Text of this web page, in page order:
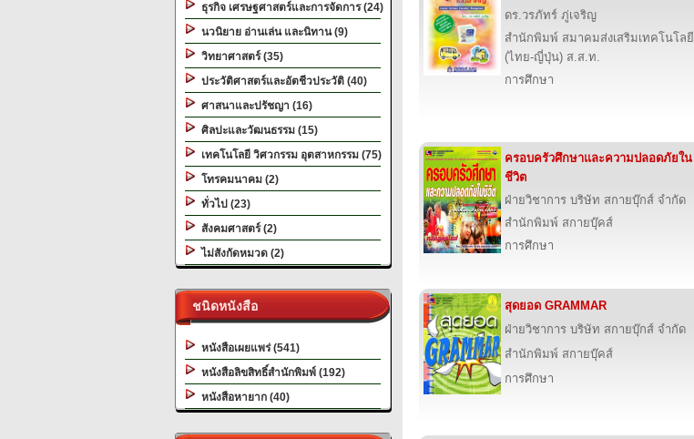
ธุรกิจ เศรษฐศาสตร์และการจัดการ (24)
นวนิยาย อ่านเล่น และนิทาน (9)
วิทยาศาสตร์ (35)
ประวัติศาสตร์และอัตชีวประวัติ (40)
ศาสนาและปรัชญา (16)
ศิลปะและวัฒนธรรม (15)
เทคโนโลยี วิศวกรรม อุตสาหกรรม (75)
โทรคมนาคม (2)
ทั่วไป (23)
สังคมศาสตร์ (2)
ไม่สังกัดหมวด (2)
ชนิดหนังสือ
หนังสือเผยแพร่ (541)
หนังสือลิขสิทธิ์สำนักพิมพ์ (192)
หนังสือหายาก (40)
ดร.วรภัทร์ ภู่เจริญ
สำนักพิมพ์ สมาคมส่งเสริมเทคโนโลยี
(ไทย-ญี่ปุ่น) ส.ส.ท.
การศึกษา
ครอบครัวศึกษาและความปลอดภัยใน
ชีวิต
ฝ่ายวิชาการ บริษัท สกายบุ๊กส์ จำกัด
สำนักพิมพ์ สกายบุ๊คส์
การศึกษา
สุดยอด GRAMMAR
ฝ่ายวิชาการ บริษัท สกายบุ๊กส์ จำกัด
สำนักพิมพ์ สกายบุ๊คส์
การศึกษา